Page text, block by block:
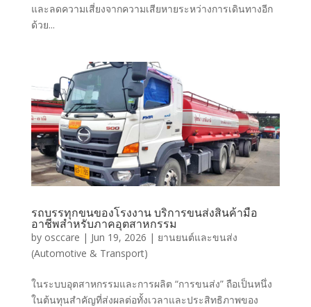
และลดความเสี่ยงจากความเสียหายระหว่างการเดินทางอีก
ด้วย...
รถบรรทุกขนของโรงงาน บริการขนส่งสินค้ามือ
อาชีพสำหรับภาคอุตสาหกรรม
by osccare | Jun 19, 2026 | ยานยนต์และขนส่ง
(Automotive & Transport)
ในระบบอุตสาหกรรมและการผลิต “การขนส่ง” ถือเป็นหนึ่ง
ในต้นทุนสำคัญที่ส่งผลต่อทั้งเวลาและประสิทธิภาพของ